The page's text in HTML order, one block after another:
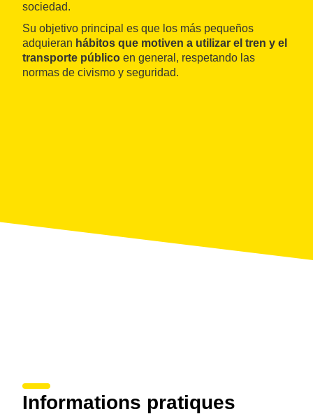
sociedad.
Su objetivo principal es que los más pequeños
adquieran hábitos que motiven a utilizar el tren y el
transporte público en general, respetando las
normas de civismo y seguridad.
Informations pratiques